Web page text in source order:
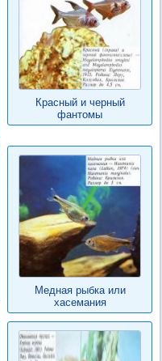
Красный и черный
фантомы
Медная рыбка или
хасемания